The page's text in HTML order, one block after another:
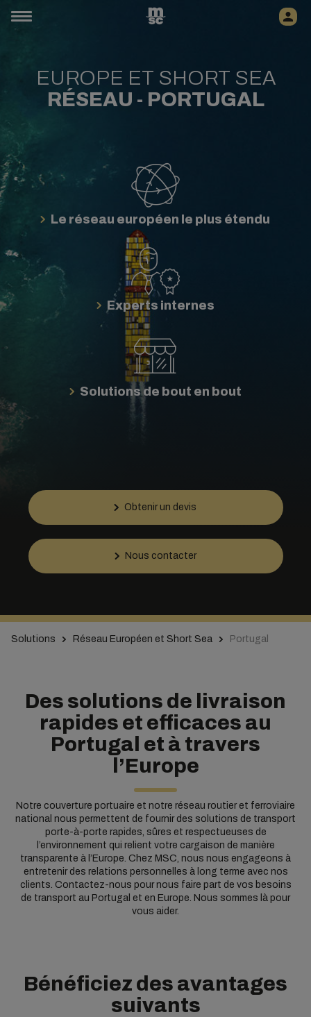
EUROPE ET SHORT SEA
RÉSEAU - PORTUGAL
Le réseau européen le plus étendu
Experts internes
Solutions de bout en bout
Obtenir un devis
Nous contacter
Solutions Réseau Européen et Short Sea Portugal
Des solutions de livraison
rapides et efficaces au
Portugal et à travers
l’Europe
Notre couverture portuaire et notre réseau routier et ferroviaire
national nous permettent de fournir des solutions de transport
porte-à-porte rapides, sûres et respectueuses de
l’environnement qui relient votre cargaison de manière
transparente à l’Europe. Chez MSC, nous nous engageons à
entretenir des relations personnelles à long terme avec nos
clients. Contactez-nous pour nous faire part de vos besoins
de transport au Portugal et en Europe. Nous sommes là pour
vous aider.
Bénéficiez des avantages
suivants